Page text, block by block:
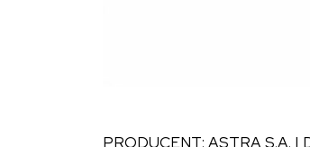
PRODUCENT: ASTRA S.A. |